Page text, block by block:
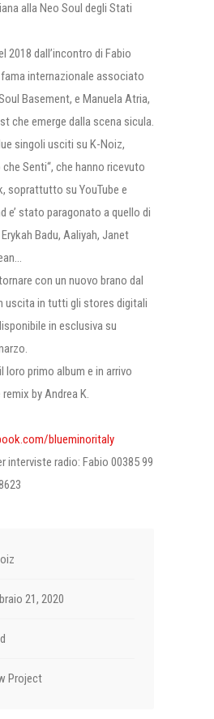
alla Neo Soul degli Stati
2018 dall’incontro di Fabio
internazionale associato
Basement, e Manuela Atria,
che emerge dalla scena sicula.
singoli usciti su K-Noiz,
che Senti“, che hanno ricevuto
soprattutto su YouTube e
e’ stato paragonato a quello di
Badu, Aaliyah, Janet
con un nuovo brano dal
uscita in tutti gli stores digitali
in esclusiva su
loro primo album e in arrivo
by Andrea K.
blueminoritaly
radio: Fabio 00385 99
21, 2020
Project